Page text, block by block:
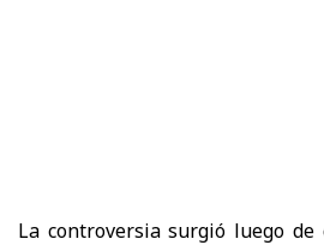
La controversia surgió luego de